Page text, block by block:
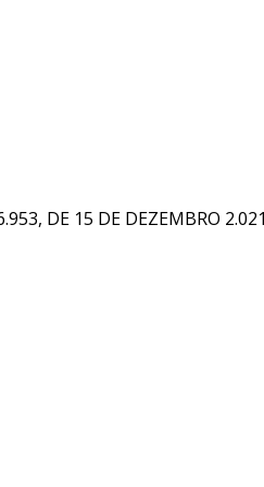
DE 15 DE DEZEMBRO